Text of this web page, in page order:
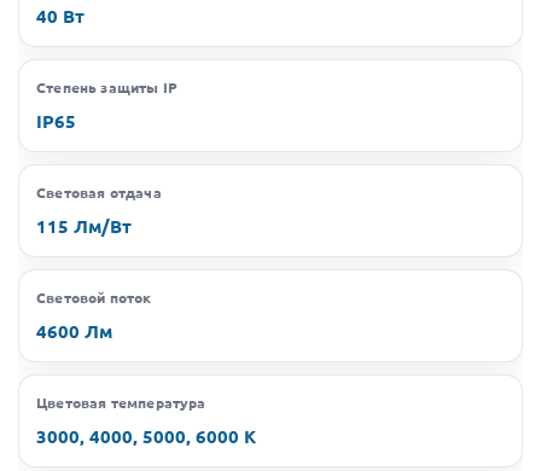
40 Вт
Степень защиты IP
IP65
Световая отдача
115 Лм/Вт
Световой поток
4600 Лм
Цветовая температура
3000, 4000, 5000, 6000 K